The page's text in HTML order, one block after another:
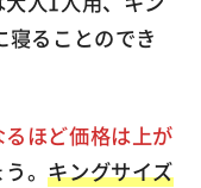
ることのでき
ほど価格は上が
う。キングサイズ